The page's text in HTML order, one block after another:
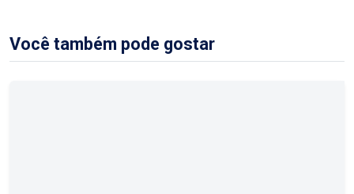
Você também pode gostar